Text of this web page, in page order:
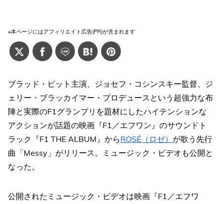
※本ページにはアフィリエイト広告(PR)が含まれます
ブラッド・ピット主演、ジョセフ・コシンスキー監督、ジ
ェリー・ブラッカイマー・プロデュースという超強力な布
陣と実際のF1グランプリを題材にしたハイテンションな
アクションが話題の映画『F1／エフワン』のサウンドト
ラック『F1 THE ALBUM』からROSÉ（ロゼ） が歌う先行
曲「Messy」がリリース。ミュージック・ビデオも公開と
なった。
公開されたミュージック・ビデオは映画『F1／エフワ